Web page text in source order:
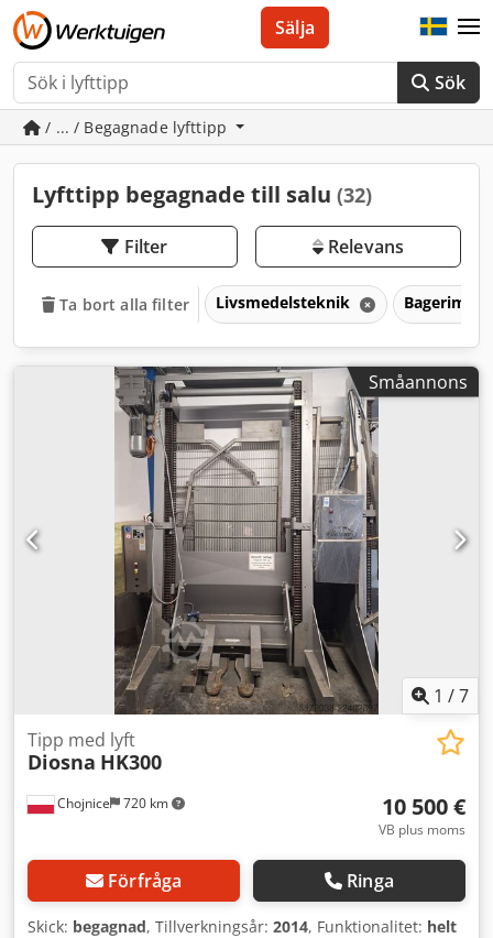
Sök
Sälja
/ ... / Begagnade lyfttipp
Lyfttipp begagnade till salu (32)
Filter Relevans
Ta bort alla filter Livsmedelsteknik
Småannons
1 /7
Chojnice 720 km
Tipp med lyft
Diosna HK300
10 500 €
VB plus moms
Förfråga Ringa
Skick: begagnad, Tillverkningsår: 2014, Funktionalitet: helt